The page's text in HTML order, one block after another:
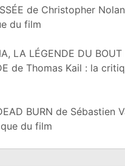
de Christopher
du film
LA LÉGENDE DU BOUT
de Thomas Kail : la
BURN de Sébastien
du film